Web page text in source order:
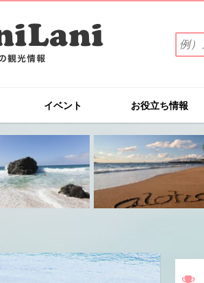
索
ワ
を
入
力
(例）
カ
フ
ェ
イ
ー
イベント お役立ち情報